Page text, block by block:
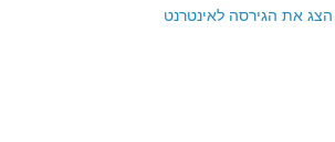
הצג את הגירסה לאינטרנט